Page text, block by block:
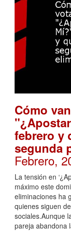
Cómo
febrero y
segunda
Febrero,
La tensión en
máximo este
eliminaciones ha
quienes siguen
sociales.Aunque
pareja abandona